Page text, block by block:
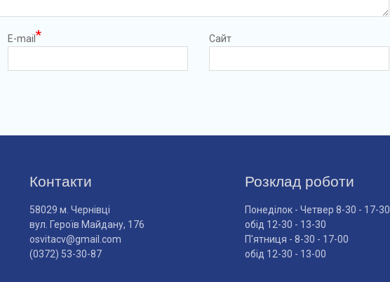
E-mail * Сайт
Контакти
58029 м. Чернівці
вул. Героїв Майдану, 176
osvitacv@gmail.com
(0372) 53-30-87
Розклад роботи
Понеділок - Четвер 8-30 - 17-30
обід 12-30 - 13-30
П'ятниця - 8-30 - 17-00
обід 12-30 - 13-00